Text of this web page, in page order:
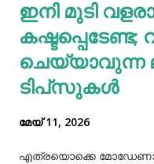
നടത്തിയെങ്കിലും കുഞ്ഞ്
തുടർന്ന് അച്ഛനെ വീണ്ടും
തുടർന്ന് നടത...
ഇനി മുടി
കഷ്ടപ്പെടേണ്ട;
ചെയ്യാവുന്ന
ടിപ്‌സുകൾ
മേയ് 11, 2026
എത്രയൊക്കെ